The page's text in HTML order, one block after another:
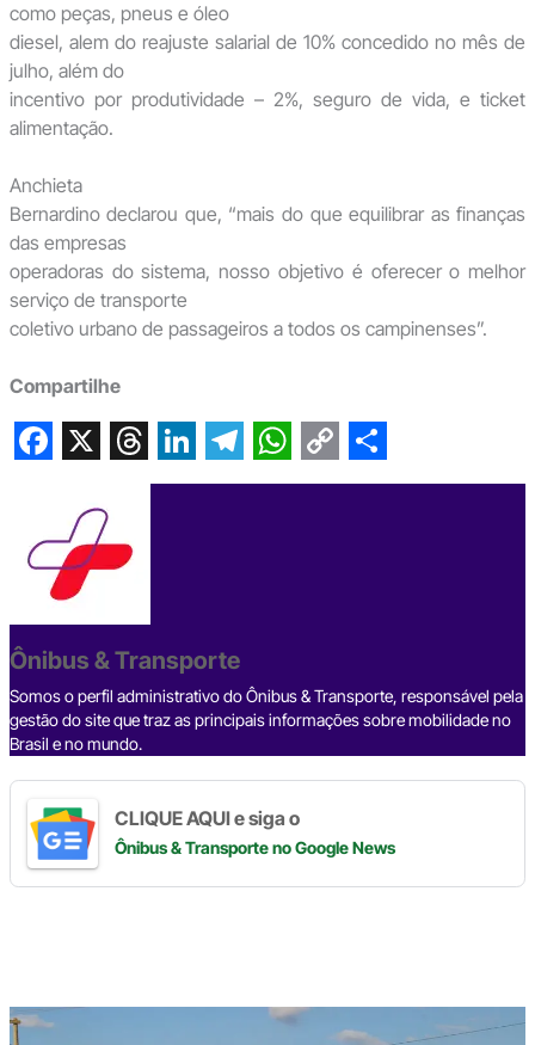
como peças, pneus e óleo
diesel, alem do reajuste salarial de 10% concedido no mês de
julho, além do
incentivo por produtividade – 2%, seguro de vida, e ticket
alimentação.
Anchieta
Bernardino declarou que, “mais do que equilibrar as finanças
das empresas
operadoras do sistema, nosso objetivo é oferecer o melhor
serviço de transporte
coletivo urbano de passageiros a todos os campinenses”.
Compartilhe
c
b
o
o
k
r
a
d
s
L
d
I
n
T
r
a
m
W
p
p
C
n
k
S
Ônibus & Transporte
Somos o perfil administrativo do Ônibus & Transporte, responsável pela
gestão do site que traz as principais informações sobre mobilidade no
Brasil e no mundo.
CLIQUE AQUI e siga o
Ônibus & Transporteno Google News
Digite
aqui